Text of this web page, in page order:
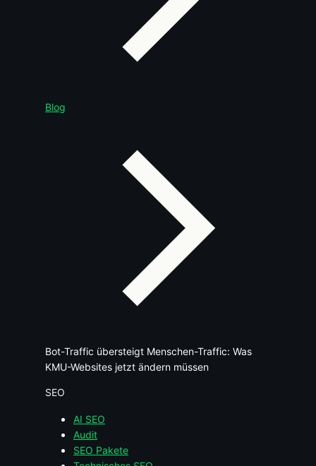
Blog
Bot-Traffic übersteigt Menschen-Traffic: Was
KMU-Websites jetzt ändern müssen
SEO
AI SEO
Audit
SEO Pakete